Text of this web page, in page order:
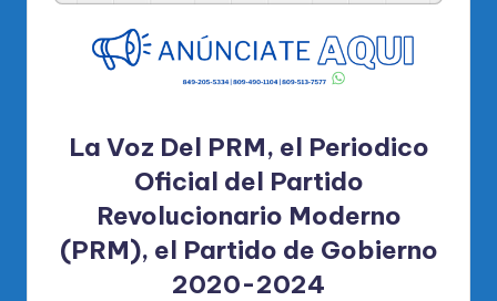
La Voz Del PRM, el Periodico
Oficial del Partido
Revolucionario Moderno
(PRM), el Partido de Gobierno
2020-2024